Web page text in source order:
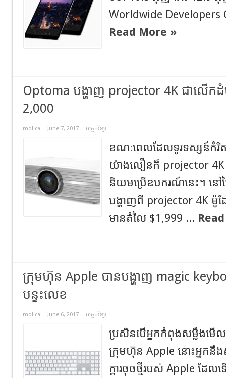
Worldwide Developers
Read More »
Optoma បង្ហាញ projector 4K ជាលើក
2,000
molica June 7, 2017 បច្ចេកវិទ្យា
ខណៈពេលដែលទូរទស្សន៍កំរិត
យ៉ាងលឿនក៏ projector 4K ន
និយមប្រើឧបករណ៍នេះ។ នៅថ្
បង្ហាញពី projector 4K ម៉ូ
មានតំលៃ $1,999 ...
ក្រុមហ៊ុន Apple បានបង្ហាញ magic
បន្ទះលេខ
molica June 6, 2017 បច្ចេកវិទ្យា
ប្រសិនបើអ្នកកំពុងសម្លឹងមើល
ក្រុមហ៊ុន Apple នោះអ្នកនឹ
ក្ដារចុចថ្មីរបស់ Apple ដែល